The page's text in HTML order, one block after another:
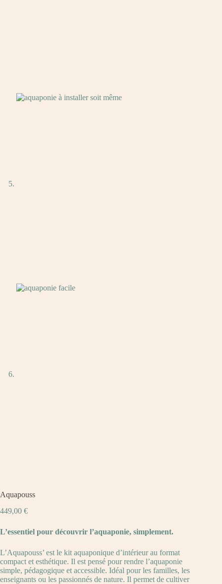
Aquapouss
449,00 €
L’essentiel pour découvrir l’aquaponie, simplement.
L’Aquapouss’ est le kit aquaponique d’intérieur au format
compact et esthétique. Il est pensé pour rendre l’aquaponie
simple, pédagogique et accessible. Idéal pour les familles, les
enseignants ou les passionnés de nature. Il permet de cultiver